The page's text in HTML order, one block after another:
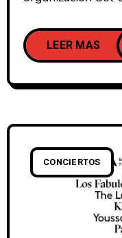
LEER MAS
CONCIERTOS